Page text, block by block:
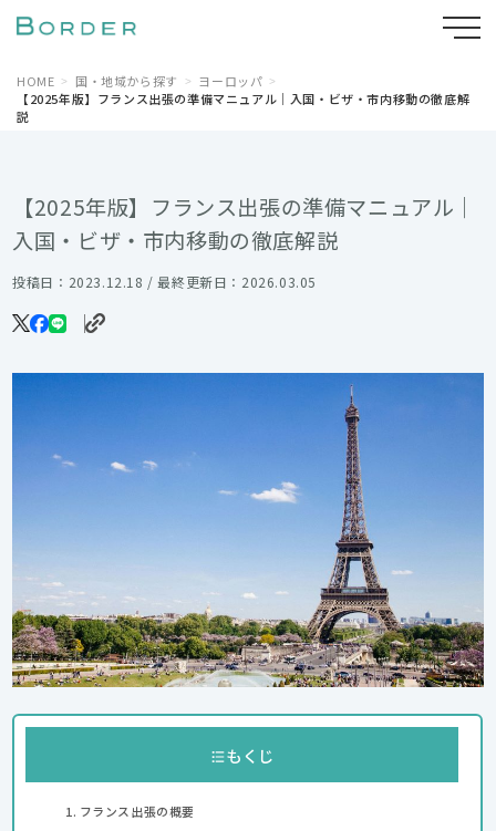
HOME 国・地域から探す
ヨーロッパ
【2025年版】フランス出張の準備マニュアル｜入国・ビザ・市内移動の徹底解
説
【2025年版】フランス出張の準備マニュアル｜
入国・ビザ・市内移動の徹底解説
投稿日：2023.12.18 / 最終更新日：2026.03.05
もくじ
フランス出張の概要